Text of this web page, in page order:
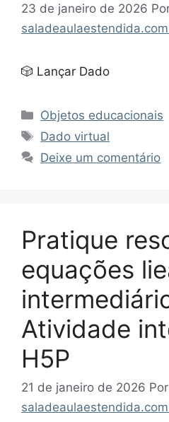
23 de janeiro de 2026
🎲 Lançar Dado
Categorias
Objetos educacionais
Tags
Dado virtual
Deixe um comentário
Pratique
equações
Atividade
H5P
21 de janeiro de 2026 Por